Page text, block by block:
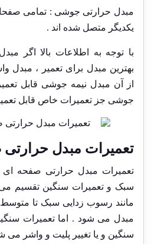
مبدل حرارتی جوشی : تمامی
یکدیگر متصل شده اند .
با توجه به اطلاعات بالا اگر
بهترین مبدل برای تعمیر ، مبدل
از آن مبدل نیمه جوشی قابل
جوشی جز تعمیرات خاص قابل
تعمیرات مبدل
تعمیرات مبدل حرارتی صفحه
سبک و تعمیرات سنگین تقسیم
مانند رسوب زدایی سبک تا
مبدل می شود . اما تعمیرات
سنگین و یا تغییر پلیت و واشر می